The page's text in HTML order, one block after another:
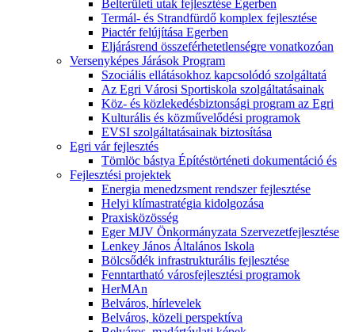
Belterületi utak fejlesztése Egerben
Termál- és Strandfürdő komplex fejlesztése
Piactér felújítása Egerben
Eljárásrend összeférhetetlenségre vonatkozóan
Versenyképes Járások Program
Szociális ellátásokhoz kapcsolódó szolgáltatá
Az Egri Városi Sportiskola szolgáltatásainak
Köz- és közlekedésbiztonsági program az Egri
Kulturális és közművelődési programok
EVSI szolgáltatásainak biztosítása
Egri vár fejlesztés
Tömlöc bástya Építéstörténeti dokumentáció és
Fejlesztési projektek
Energia menedzsment rendszer fejlesztése
Helyi klímastratégia kidolgozása
Praxisközösség
Eger MJV Önkormányzata Szervezetfejlesztése
Lenkey János Általános Iskola
Bölcsődék infrastrukturális fejlesztése
Fenntartható városfejlesztési programok
HerMAn
Belváros, hírlevelek
Belváros, közeli perspektíva